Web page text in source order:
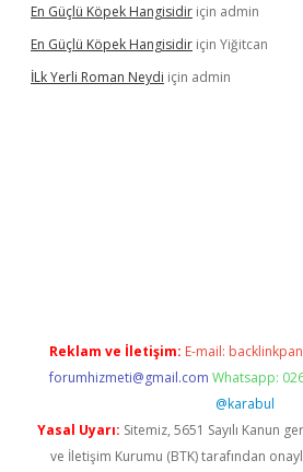
En Güçlü Köpek Hangisidir için admin
En Güçlü Köpek Hangisidir için Yiğitcan
İLk Yerli Roman Neydi için admin
Reklam ve İletişim: E-mail:
forumhizmeti@gmail.com Whatsapp:
@karabul
Yasal Uyarı: Sitemiz, 5651 Sayılı Kanun
ve İletişim Kurumu (BTK) tarafından